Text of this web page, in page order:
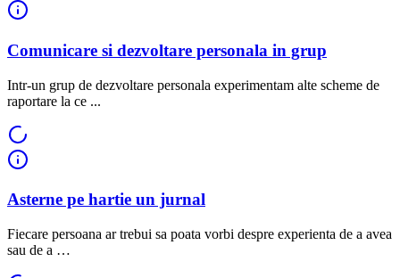
Comunicare si dezvoltare personala in grup
Intr-un grup de dezvoltare personala experimentam alte scheme de
raportare la ce ...
Asterne pe hartie un jurnal
Fiecare persoana ar trebui sa poata vorbi despre experienta de a avea
sau de a …